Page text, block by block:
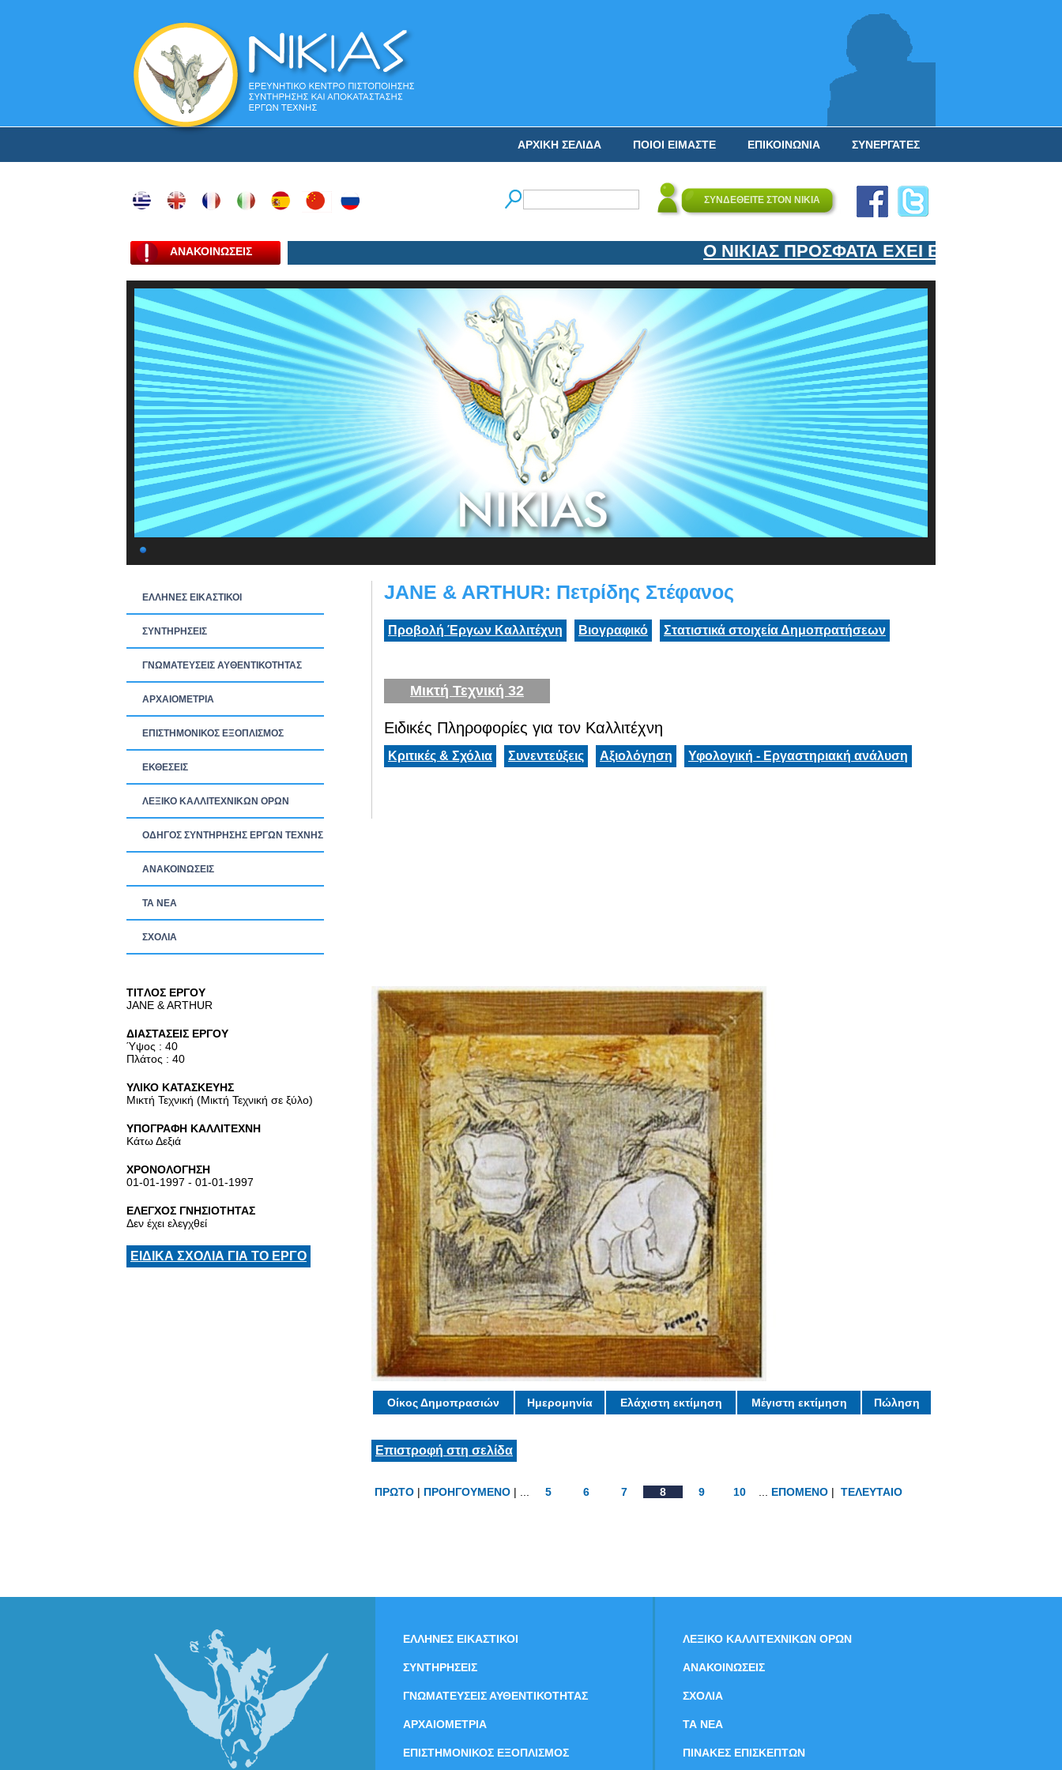
ΣΥΝΕΡΓΑΤΕΣ
ΕΠΙΚΟΙΝΩΝΙΑ
ΠΟΙΟΙ ΕΙΜΑΣΤΕ
ΑΡΧΙΚΗ ΣΕΛΙΔΑ
ΣΥΝΔΕΘΕΙΤΕ ΣΤΟΝ ΝΙΚΙΑ
ΑΝΑΚΟΙΝΩΣΕΙΣ Ο ΝΙΚΙΑΣ ΠΡΟΣΦΑΤΑ ΕΧΕΙ ΕΝΤΑΞΕΙ ΣΤΟΝ
ΕΛΛΗΝΕΣ ΕΙΚΑΣΤΙΚΟΙ
ΣΥΝΤΗΡΗΣΕΙΣ
ΓΝΩΜΑΤΕΥΣΕΙΣ ΑΥΘΕΝΤΙΚΟΤΗΤΑΣ
ΑΡΧΑΙΟΜΕΤΡΙΑ
ΕΠΙΣΤΗΜΟΝΙΚΟΣ ΕΞΟΠΛΙΣΜΟΣ
ΕΚΘΕΣΕΙΣ
ΛΕΞΙΚΟ ΚΑΛΛΙΤΕΧΝΙΚΩΝ ΟΡΩΝ
ΟΔΗΓΟΣ ΣΥΝΤΗΡΗΣΗΣ ΕΡΓΩΝ ΤΕΧΝΗΣ
ΑΝΑΚΟΙΝΩΣΕΙΣ
ΤΑ ΝEΑ
ΣΧΟΛΙΑ
JANE & ARTHUR: Πετρίδης Στέφανος
Προβολή Έργων Καλλιτέχνη Βιογραφικό Στατιστικά στοιχεία Δημοπρατήσεων
Μικτή Τεχνική 32
Ειδικές Πληροφορίες για τον Καλλιτέχνη
Κριτικές & Σχόλια Συνεντεύξεις Αξιολόγηση Υφολογική - Εργαστηριακή ανάλυση
TITΛΟΣ ΕΡΓΟΥ
JANE & ARTHUR
ΔΙΑΣΤΑΣΕΙΣ ΕΡΓΟΥ
Ύψος : 40
Πλάτος : 40
ΥΛΙΚΟ ΚΑΤΑΣΚΕΥΗΣ
Μικτή Τεχνική (Μικτή Τεχνική σε ξύλο)
ΥΠΟΓΡΑΦΗ ΚΑΛΛΙΤΕΧΝΗ
Κάτω Δεξιά
ΧΡΟΝΟΛΟΓΗΣΗ
01-01-1997 - 01-01-1997
ΕΛΕΓΧΟΣ ΓΝΗΣΙΟΤΗΤΑΣ
Δεν έχει ελεγχθεί
ΕΙΔΙΚΑ ΣΧΟΛΙΑ ΓΙΑ ΤΟ ΕΡΓΟ
Οίκος Δημοπρασιών Ημερομηνία Ελάχιστη εκτίμηση Μέγιστη εκτίμηση Πώληση
Επιστροφή στη σελίδα
ΠΡΩΤΟ | ΠΡΟΗΓΟΥΜΕΝΟ | ... 5 6 7 8 9 10 ΕΠΟΜΕΝΟ | ΤΕΛΕΥΤΑΙΟ
ΕΛΛΗΝΕΣ ΕΙΚΑΣΤΙΚΟΙ
ΣΥΝΤΗΡΗΣΕΙΣ
ΓΝΩΜΑΤΕΥΣΕΙΣ ΑΥΘΕΝΤΙΚΟΤΗΤΑΣ
ΑΡΧΑΙΟΜΕΤΡΙΑ
ΕΠΙΣΤΗΜΟΝΙΚΟΣ ΕΞΟΠΛΙΣΜΟΣ
ΛΕΞΙΚΟ ΚΑΛΛΙΤΕΧΝΙΚΩΝ ΟΡΩΝ
ΑΝΑΚΟΙΝΩΣΕΙΣ
ΣΧΟΛΙΑ
ΤΑ ΝEΑ
ΠΙΝΑΚΕΣ ΕΠΙΣΚΕΠΤΩΝ